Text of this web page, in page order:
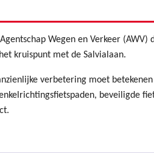
Wegen en Verkeer (AWV)
kruispunt met de Salvialaan.
verbetering moet
beveiligde